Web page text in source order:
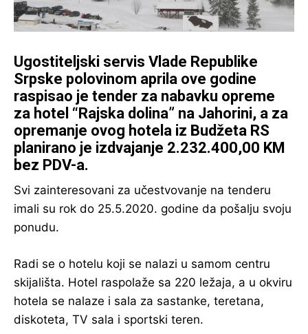
Ugostiteljski servis Vlade Republike
Srpske polovinom aprila ove godine
raspisao je tender za nabavku opreme
za hotel “Rajska dolina” na Jahorini, a za
opremanje ovog hotela iz Budžeta RS
planirano je izdvajanje 2.232.400,00 KM
bez PDV-a.
Svi zainteresovani za učestvovanje na tenderu
imali su rok do 25.5.2020. godine da pošalju svoju
ponudu.
Radi se o hotelu koji se nalazi u samom centru
skijališta. Hotel raspolaže sa 220 ležaja, a u okviru
hotela se nalaze i sala za sastanke, teretana,
diskoteta, TV sala i sportski teren.